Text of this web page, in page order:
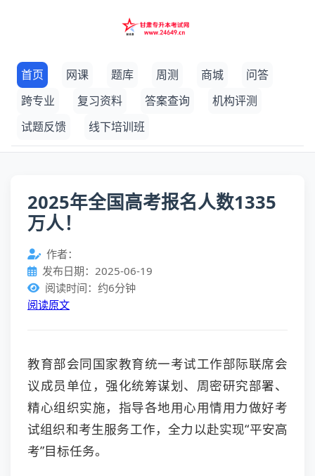
首页 网课 题库 周测 商城
问答
跨专业
复习资料 答案查询
机构评测
试题反馈
线下培训班
2025年全国高考报名人数1335
万人！
作者：
发布日期：2025-06-19
阅读时间：约6分钟
阅读原文
教育部会同国家教育统一考试工作部际联席会
议成员单位，强化统筹谋划、周密研究部署、
精心组织实施，指导各地用心用情用力做好考
试组织和考生服务工作，全力以赴实现“平安高
考”目标任务。